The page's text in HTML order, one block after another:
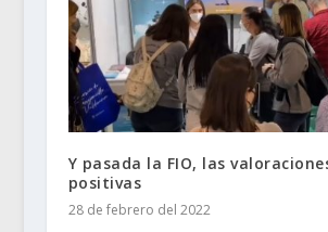
Y pasada la FIO, las
positivas
28 de febrero del 2022